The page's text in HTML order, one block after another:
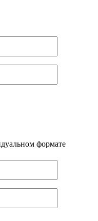
формате